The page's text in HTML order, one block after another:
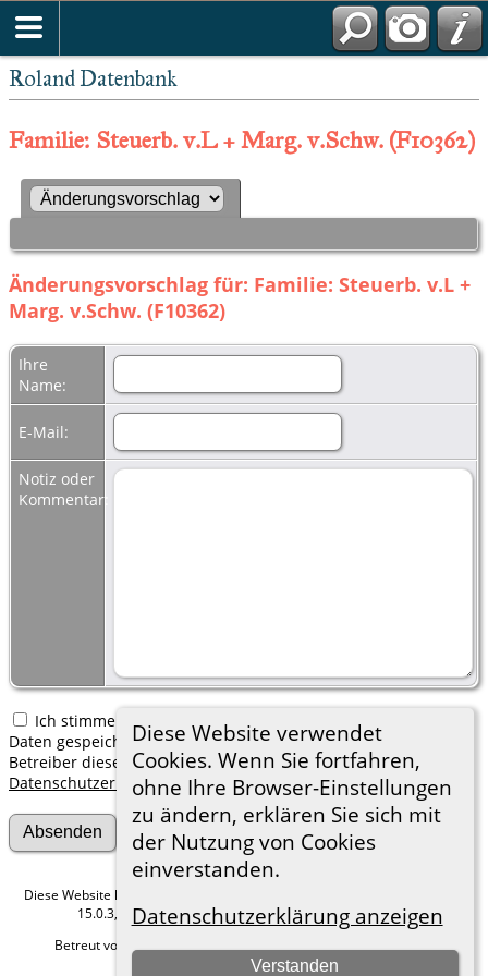
Roland Datenbank
Diese Website verwendet
Cookies. Wenn Sie fortfahren,
ohne Ihre Browser-Einstellungen
zu ändern, erklären Sie sich mit
der Nutzung von Cookies
einverstanden.
Datenschutzerklärung anzeigen
Verstanden
Familie: Steuerb. v.L + Marg. v.Schw. (F10362)
Änderungsvorschlag für: Familie: Steuerb. v.L +
Marg. v.Schw. (F10362)
Ihre
Name:
E-Mail:
Notiz oder
Kommentar:
Ich stimme zu, dass meine hier erfassten persönlichen
Daten gespeichert werden. Ich verstehe, dass ich jederzeit den
Betreiber dieser Website bitten kann, diese Daten zu löschen.
Datenschutzerklärung
Diese Website läuft mit
15.0.3, programmiert von Darrin Lythgoe © 2001-2026.
Betreut von